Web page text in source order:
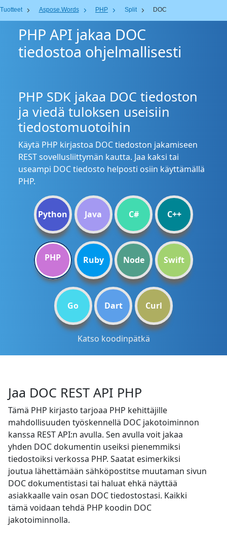
Tuotteet Aspose.Words PHP Split DOC
PHP API jakaa DOC
tiedostoa ohjelmallisesti
PHP SDK jakaa DOC tiedoston
ja viedä tuloksen useisiin
tiedostomuotoihin
Käytä PHP kirjastoa DOC tiedoston jakamiseen
REST sovellusliittymän kautta. Jaa kaksi tai
useampi DOC tiedosto helposti osiin käyttämällä
PHP.
Python Java C# C++
PHP Ruby Node Swift
Go Dart Curl
Katso koodinpätkä
Jaa DOC REST API PHP
Tämä PHP kirjasto tarjoaa PHP kehittäjille
mahdollisuuden työskennellä DOC jakotoiminnon
kanssa REST API:n avulla. Sen avulla voit jakaa
yhden DOC dokumentin useiksi pienemmiksi
tiedostoiksi verkossa PHP. Saatat esimerkiksi
joutua lähettämään sähköpostitse muutaman sivun
DOC dokumentistasi tai haluat ehkä näyttää
asiakkaalle vain osan DOC tiedostostasi. Kaikki
tämä voidaan tehdä PHP koodin DOC
jakotoiminnolla.